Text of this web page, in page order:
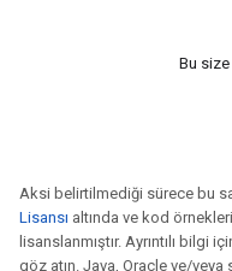
Bu size
Aksi belirtilmediği sürece bu
Lisansı altında ve kod örnekleri
lisanslanmıştır. Ayrıntılı bilgi
göz atın. Java, Oracle ve/veya